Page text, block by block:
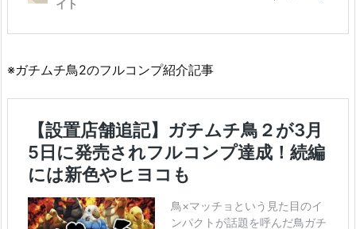
※ガチムチ鳥2のフルコンプ紹介記事